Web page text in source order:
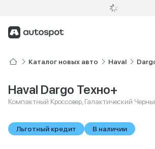
Каталог новых авто Haval
Haval Dargo Техно+
Компактный Кроссовер, Галактический
Льготный кредит В наличии